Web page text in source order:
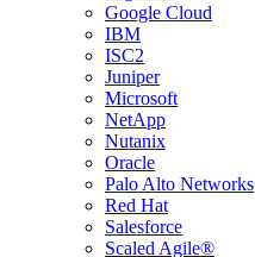
Google Cloud
IBM
ISC2
Juniper
Microsoft
NetApp
Nutanix
Oracle
Palo Alto Networks
Red Hat
Salesforce
Scaled Agile®